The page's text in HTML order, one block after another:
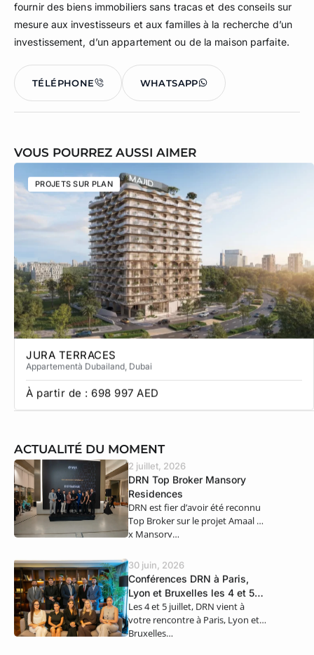
fournir des biens immobiliers sans tracas et des conseils sur
mesure aux investisseurs et aux familles à la recherche d’un
investissement, d’un appartement ou de la maison parfaite.
TÉLÉPHONE WHATSAPP
VOUS POURREZ AUSSI AIMER
PROJETS SUR PLAN
JURA TERRACES
Appartementà Dubailand , Dubai
À partir de : 698 997 AED
ACTUALITÉ DU MOMENT
2 juillet, 2026
DRN Top Broker Mansory
Residences
DRN est fier d’avoir été reconnu
Top Broker sur le projet Amaal 8
x Mansory…
30 juin, 2026
Conférences DRN à Paris,
Lyon et Bruxelles les 4 et 5
juillet
Les 4 et 5 juillet, DRN vient à
votre rencontre à Paris, Lyon et
Bruxelles…